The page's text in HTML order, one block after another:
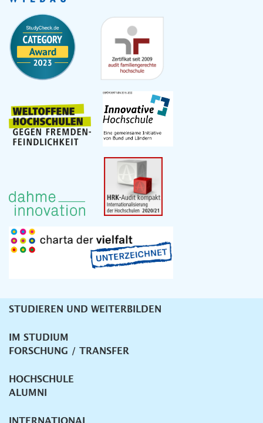
Unternavigation
STUDIEREN UND WEITERBILDEN
IM STUDIUM
FORSCHUNG / TRANSFER
HOCHSCHULE
ALUMNI